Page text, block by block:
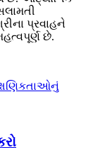
પ્રવાહને
છે.